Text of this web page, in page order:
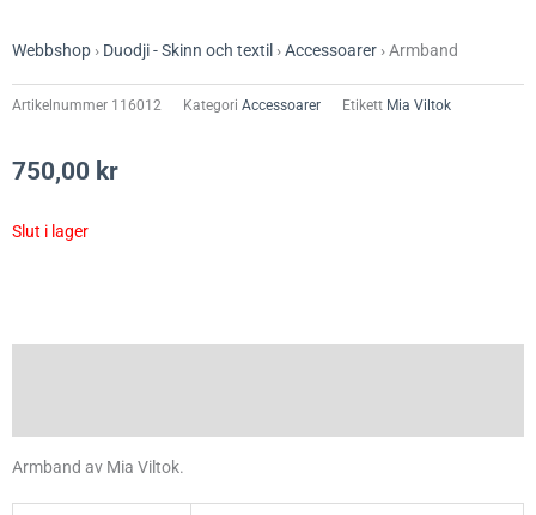
Webbshop › Duodji - Skinn och textil ›Accessoarer ›Armband
Artikelnummer 116012 Kategori Accessoarer Etikett Mia Viltok
750,00 kr
Slut i lager
Armband av Mia Viltok.